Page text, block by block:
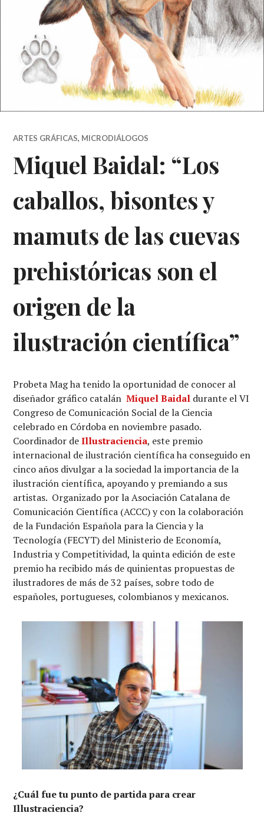
ARTES GRÁFICAS, MICRODIÁLOGOS
Miquel Baidal: “Los
caballos, bisontes y
mamuts de las cuevas
prehistóricas son el
origen de la
ilustración científica”
Probeta Mag ha tenido la oportunidad de conocer al
diseñador gráfico catalánMiquel Baidal durante el VI
Congreso de Comunicación Social de la Ciencia
celebrado en Córdoba en noviembre pasado.
Coordinador deIllustraciencia, este premio
internacional de ilustración científica ha conseguido en
cinco años divulgar a la sociedad la importancia de la
ilustración científica, apoyando y premiando a sus
artistas. Organizado por la Asociación Catalana de
Comunicación Científica (ACCC) y con la colaboración
de la Fundación Española para la Ciencia y la
Tecnología (FECYT) del Ministerio de Economía,
Industria y Competitividad, la quinta edición de este
premio ha recibido más de quinientas propuestas de
ilustradores de más de 32 países, sobre todo de
españoles, portugueses, colombianos y mexicanos.
¿Cuál fue tu punto de partida para crear
Illustraciencia?